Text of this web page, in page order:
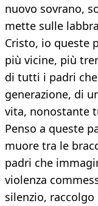
nuovo sovrano,
mette sulle
Cristo, io queste
più vicine, più
di tutti i padri
generazione, di
vita, nonostante
Penso a queste
muore tra le
padri che
violenza
silenzio,